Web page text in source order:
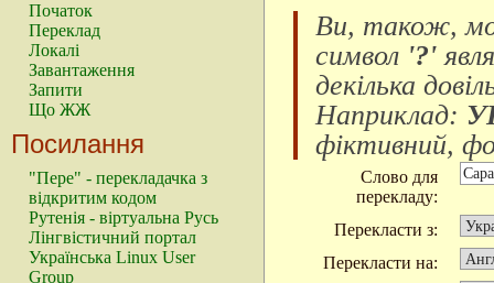
Початок
Переклад
Локалі
Завантаження
Запити
Що ЖЖ
Посилання
"Пере" - перекладачка з
відкритим кодом
Рутенія - віртуальна Русь
Лінгвістичний портал
Українська Linux User
Group
Ви, також,
символ '?'
декілька
Наприклад:
фіктивний,
Слово для
перекладу:
Перекласти з:
Перекласти на: